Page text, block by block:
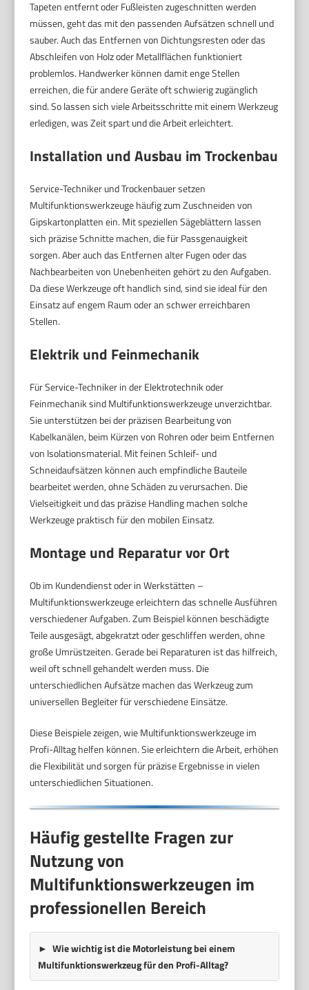
Tapeten entfernt oder Fußleisten zugeschnitten werden
müssen, geht das mit den passenden Aufsätzen schnell und
sauber. Auch das Entfernen von Dichtungsresten oder das
Abschleifen von Holz oder Metallflächen funktioniert
problemlos. Handwerker können damit enge Stellen
erreichen, die für andere Geräte oft schwierig zugänglich
sind. So lassen sich viele Arbeitsschritte mit einem Werkzeug
erledigen, was Zeit spart und die Arbeit erleichtert.
Installation und Ausbau im Trockenbau
Service-Techniker und Trockenbauer setzen
Multifunktionswerkzeuge häufig zum Zuschneiden von
Gipskartonplatten ein. Mit speziellen Sägeblättern lassen
sich präzise Schnitte machen, die für Passgenauigkeit
sorgen. Aber auch das Entfernen alter Fugen oder das
Nachbearbeiten von Unebenheiten gehört zu den Aufgaben.
Da diese Werkzeuge oft handlich sind, sind sie ideal für den
Einsatz auf engem Raum oder an schwer erreichbaren
Stellen.
Elektrik und Feinmechanik
Für Service-Techniker in der Elektrotechnik oder
Feinmechanik sind Multifunktionswerkzeuge unverzichtbar.
Sie unterstützen bei der präzisen Bearbeitung von
Kabelkanälen, beim Kürzen von Rohren oder beim Entfernen
von Isolationsmaterial. Mit feinen Schleif- und
Schneidaufsätzen können auch empfindliche Bauteile
bearbeitet werden, ohne Schäden zu verursachen. Die
Vielseitigkeit und das präzise Handling machen solche
Werkzeuge praktisch für den mobilen Einsatz.
Montage und Reparatur vor Ort
Ob im Kundendienst oder in Werkstätten –
Multifunktionswerkzeuge erleichtern das schnelle Ausführen
verschiedener Aufgaben. Zum Beispiel können beschädigte
Teile ausgesägt, abgekratzt oder geschliffen werden, ohne
große Umrüstzeiten. Gerade bei Reparaturen ist das hilfreich,
weil oft schnell gehandelt werden muss. Die
unterschiedlichen Aufsätze machen das Werkzeug zum
universellen Begleiter für verschiedene Einsätze.
Diese Beispiele zeigen, wie Multifunktionswerkzeuge im
Profi-Alltag helfen können. Sie erleichtern die Arbeit, erhöhen
die Flexibilität und sorgen für präzise Ergebnisse in vielen
unterschiedlichen Situationen.
Häufig gestellte Fragen zur
Nutzung von
Multifunktionswerkzeugen im
professionellen Bereich
Wie wichtig ist die Motorleistung bei einem
Multifunktionswerkzeug für den Profi-Alltag?